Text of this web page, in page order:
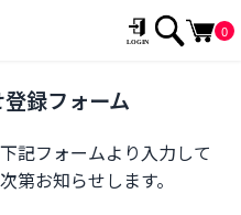
0
録フォーム
記フォームより入力して
第お知らせします。